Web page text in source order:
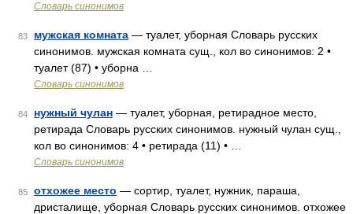
Словарь синонимов
83 мужская комната — туалет, уборная Словарь русских
синонимов. мужская комната сущ., кол во синонимов: 2 •
туалет (87) • уборна …
Словарь синонимов
84 нужный чулан — туалет, уборная, ретирадное место,
ретирада Словарь русских синонимов. нужный чулан сущ.,
кол во синонимов: 4 • ретирада (11) • …
Словарь синонимов
85 отхожее место — сортир, туалет, нужник, параша,
дристалище, уборная Словарь русских синонимов. отхожее